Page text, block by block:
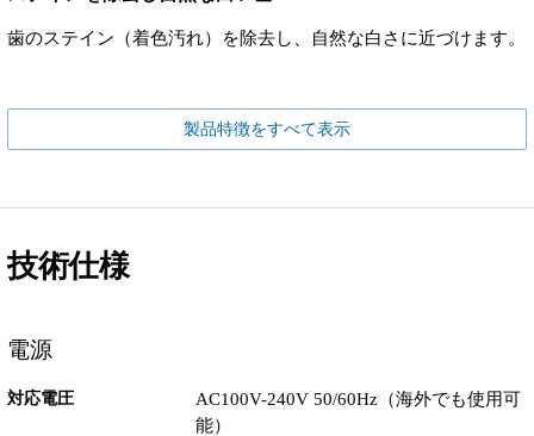
歯のステイン（着色汚れ）を除去し、自然な白さに近づけます。
製品特徴をすべて表示
技術仕様
電源
対応電圧
AC100V-240V 50/60Hz（海外でも使用可
能）